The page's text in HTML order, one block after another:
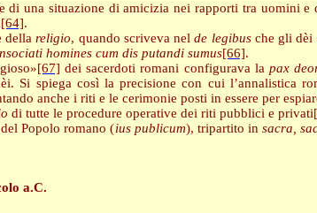
di una situazione di amicizia nei rapporti tra uomini e
[64].
dellareligio, quando scriveva nelde legibusche gli dèi
homines cum dis putandi sumus[66].
[67] dei sacerdoti romani configurava la pax
Si spiega così la precisione con cui l’annalistica
anche i riti e le cerimonie posti in essere per
di tutte le procedure operative dei riti pubblici e privati
del Popolo romano (ius publicum), tripartito in sacra,
a.C.